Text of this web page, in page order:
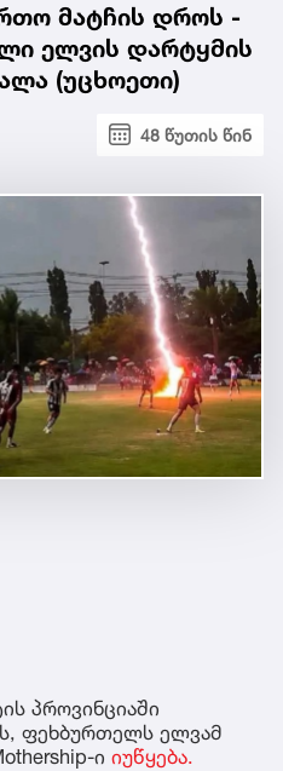
მატჩის დროს -
ელვის დარტყმის
(უცხოეთი)
48 წუთის წინ
პროვინციაში
ფეხბურთელს ელვამ
ი იუწყება.